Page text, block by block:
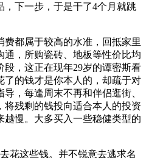
下一步，于是干了4个月就跳
都属于较高的水准，回抵家里
，所购瓷砖、地板等性价比均
，这正在现年29岁的谭密斯看
了的钱才是你本人的，却疏于对
，每逢周末不再和伴侣逛街、
残剩的钱投向适合本人的投资
慢。大多买入一些稳健类型的
这些钱。并不锐意去逃求名